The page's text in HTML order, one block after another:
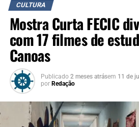
CULTURA
Mostra Curta FECIC
com 17 filmes de
Canoas
Publicado 2 meses atrásem 11 de
por Redação